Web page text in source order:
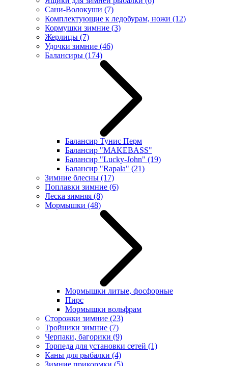
Сани-Волокуши (7)
Комплектующие к ледобурам, ножи (12)
Кормушки зимние (3)
Жерлицы (7)
Удочки зимние (46)
Балансиры (174)
Балансир Тунис Перм
Балансир "MAKEBASS"
Балансир "Lucky-John" (19)
Балансир "Rapala" (21)
Зимние блесны (17)
Поплавки зимние (6)
Леска зимняя (8)
Мормышки (48)
Мормышки литые, фосфорные
Пирс
Мормышки вольфрам
Сторожки зимние (23)
Тройники зимние (7)
Черпаки, багорики (9)
Торпеда для установки сетей (1)
Каны для рыбалки (4)
Зимние прикормки (5)